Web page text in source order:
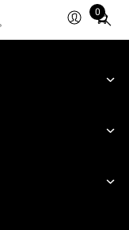
0
Total
items
cart: